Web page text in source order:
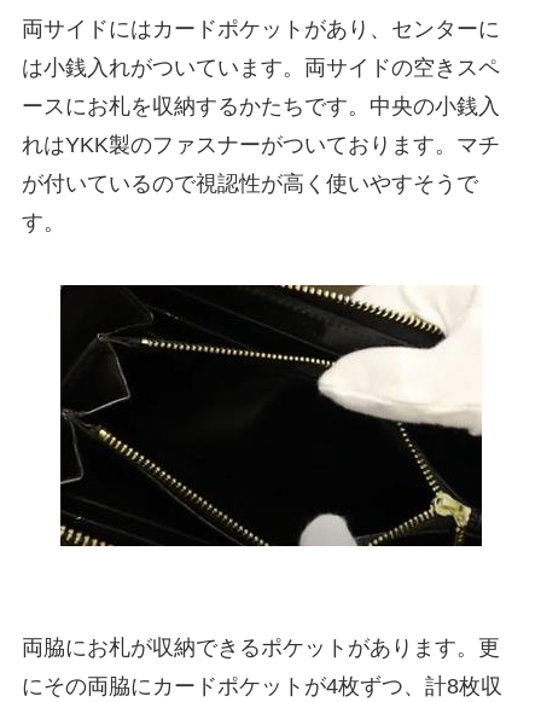
両サイドにはカードポケットがあり、センターに
は小銭入れがついています。両サイドの空きスペ
ースにお札を収納するかたちです。中央の小銭入
れはYKK製のファスナーがついております。マチ
が付いているので視認性が高く使いやすそうで
す。
両脇にお札が収納できるポケットがあります。更
にその両脇にカードポケットが4枚ずつ、計8枚収